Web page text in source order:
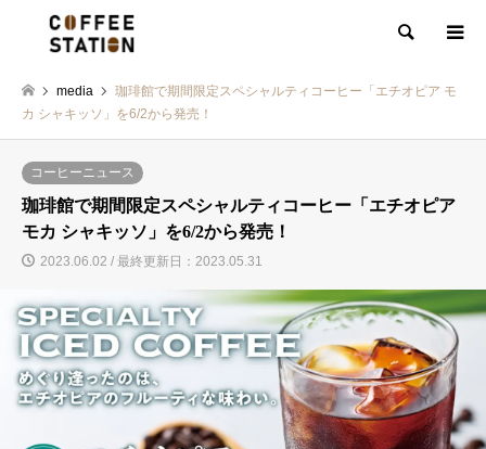
検索
media
珈琲館で期間限定スペシャルティコーヒー「エチオピア モ
カ シャキッソ」を6/2から発売！
コーヒーニュース
珈琲館で期間限定スペシャルティコーヒー「エチオピア
モカ シャキッソ」を6/2から発売！
2023.06.02 / 最終更新日：2023.05.31